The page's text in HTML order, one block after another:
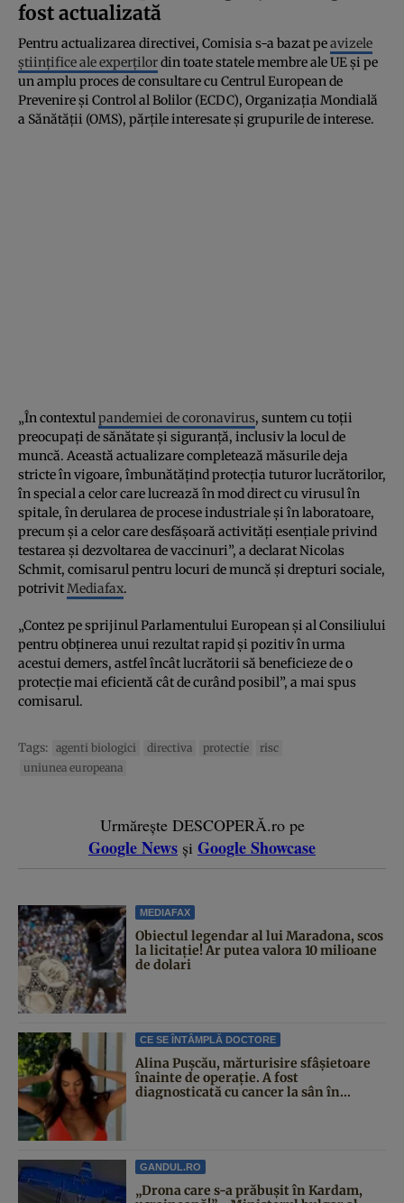
fost actualizată
Pentru actualizarea directivei, Comisia s-a bazat peavizele
științifice ale experțilordin toate statele membre ale UE și pe
un amplu proces de consultare cu Centrul European de
Prevenire și Control al Bolilor (ECDC), Organizația Mondială
a Sănătății (OMS), părțile interesate și grupurile de interese.
„În contextulpandemiei de coronavirus, suntem cu toții
preocupați de sănătate și siguranță, inclusiv la locul de
muncă. Această actualizare completează măsurile deja
stricte în vigoare, îmbunătățind protecția tuturor lucrătorilor,
în special a celor care lucrează în mod direct cu virusul în
spitale, în derularea de procese industriale și în laboratoare,
precum și a celor care desfășoară activități esențiale privind
testarea și dezvoltarea de vaccinuri”, a declarat Nicolas
Schmit, comisarul pentru locuri de muncă și drepturi sociale,
potrivitMediafax.
„Contez pe sprijinul Parlamentului European și al Consiliului
pentru obținerea unui rezultat rapid și pozitiv în urma
acestui demers, astfel încât lucrătorii să beneficieze de o
protecție mai eficientă cât de curând posibil”, a mai spus
comisarul.
Tags: agenti biologici directiva protectie
risc
uniunea europeana
Urmărește DESCOPERĂ.ro pe
Google News și Google Showcase
MEDIAFAX
Obiectul legendar al lui Maradona, scos
la licitație! Ar putea valora 10 milioane
de dolari
CE SE ÎNTÂMPLĂ DOCTORE
Alina Pușcău, mărturisire sfâșietoare
înainte de operație. A fost
diagnosticată cu cancer la sân în...
GANDUL.RO
„Drona care s-a prăbușit în Kardam,